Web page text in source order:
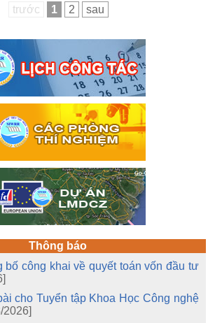
trước
1 2 sau
Thông báo
bố công khai về quyết toán vốn đầu tư
cho Tuyển tập Khoa Học Công nghệ
2026]